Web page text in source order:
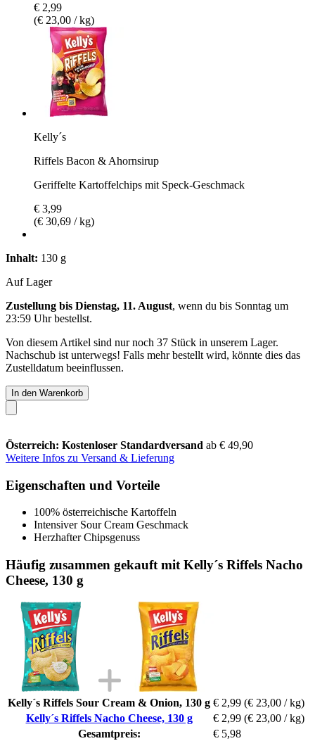
€ 2,99
(€ 23,00 / kg)
Kelly´s
Riffels Bacon & Ahornsirup
Geriffelte Kartoffelchips mit Speck-Geschmack
€ 3,99
(€ 30,69 / kg)
Inhalt: 130 g
Auf Lager
Zustellung bis Dienstag, 11. August, wenn du bis Sonntag um
23:59 Uhrbestellst.
Von diesem Artikel sind nur noch 37 Stück in unserem Lager.
Nachschub ist unterwegs! Falls mehr bestellt wird, könnte dies das
Zustelldatum beeinflussen.
In den Warenkorb
Österreich: Kostenloser Standardversand ab € 49,90
Weitere Infos zu Versand & Lieferung
Eigenschaften und Vorteile
100% österreichische Kartoffeln
Intensiver Sour Cream Geschmack
Herzhafter Chipsgenuss
Häufig zusammen gekauft mit Kelly´s Riffels Nacho
Cheese, 130 g
Kelly´s Riffels Sour Cream & Onion, 130 g € 2,99 (€ 23,00 / kg)
Kelly´s Riffels Nacho Cheese, 130 g
€ 2,99 (€ 23,00 / kg)
Gesamtpreis:
€ 5,98